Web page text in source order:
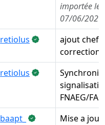
importée le
07/06/2026)
retiolus
ajout chef +
correction
retiolus
FNAEG/
baapt_
Mise a jour